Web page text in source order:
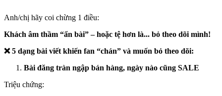
Anh/chị hãy coi chừng 1 điều:
Khách âm thầm “ẩn bài” – hoặc tệ hơn là... bỏ theo dõi mình!
❌ 5 dạng bài viết khiến fan “chán” và muốn bỏ theo dõi:
Bài đăng tràn ngập bán hàng, ngày nào cũng SALE
Triệu chứng: